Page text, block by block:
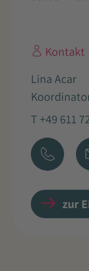
Kontakt
Lina Acar
T +49 611
zur